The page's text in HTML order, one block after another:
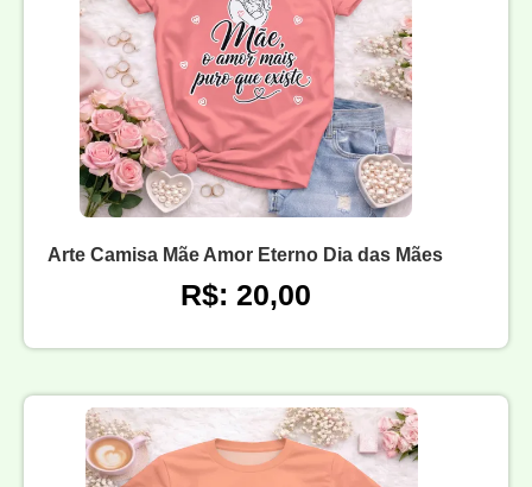
Arte Camisa Mãe Amor Eterno Dia das Mães
R$: 20,00